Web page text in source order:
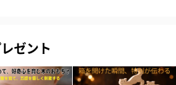
。輪ゴムは使う度に新しいものに
ゼント